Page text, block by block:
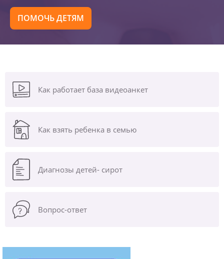
ПОМОЧЬ ДЕТЯМ
Как работает база видеоанкет
Как взять ребенка в семью
Диагнозы детей- сирот
Вопрос-ответ